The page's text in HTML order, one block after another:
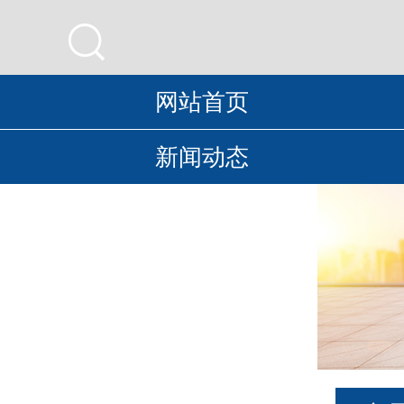

网站首页
新闻动态